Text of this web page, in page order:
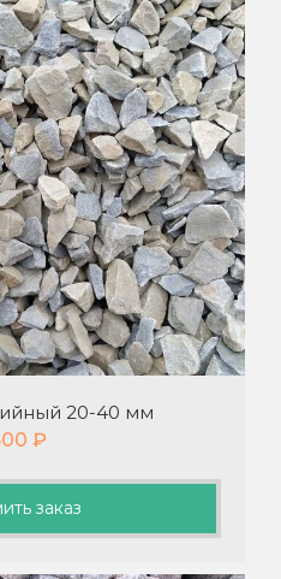
20-40 мм
₽
заказ